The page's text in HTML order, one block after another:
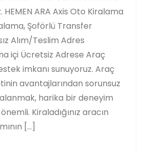
ARA Axis Oto Kiralama
Şoförlü Transfer
Alım/Teslim Adres
içi Ücretsiz Adrese Araç
imkanı sunuyoruz. Araç
avantajlarından sorunsuz
harika bir deneyim
Kiraladığınız aracın
[…]